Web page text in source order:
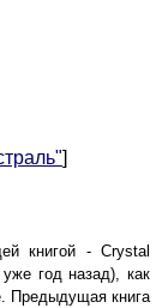
]
книгой - Crystal
год назад), как
Предыдущая книга